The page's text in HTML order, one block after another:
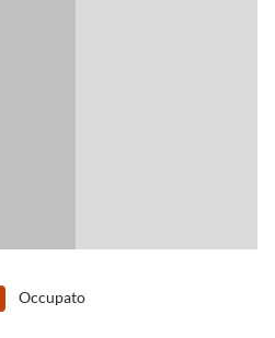
Occupato